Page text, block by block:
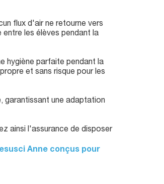
flux d'air ne retourne vers
les élèves pendant la
hygiène parfaite pendant la
et sans risque pour les
garantissant une adaptation
ainsi l'assurance de disposer
Anne conçus pour